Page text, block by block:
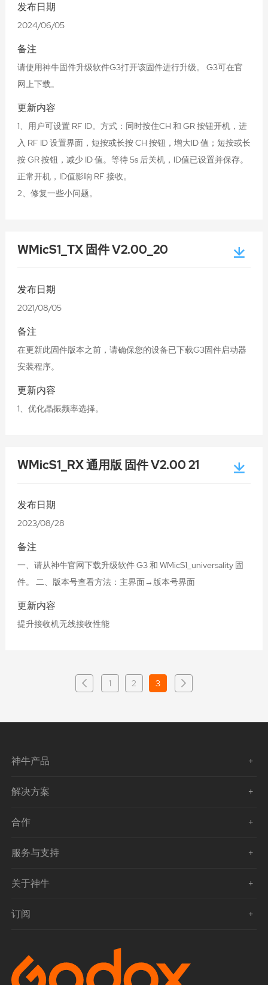
发布日期
2024/06/05
备注
请使用神牛固件升级软件G3打开该固件进行升级。 G3可在官
网上下载。
更新内容
1、用户可设置 RF ID。方式：同时按住CH 和 GR 按钮开机，进
入 RF ID 设置界面，短按或长按 CH 按钮，增大ID 值；短按或长
按 GR 按钮，减少 ID 值。等待 5s 后关机，ID值已设置并保存。
正常开机，ID值影响 RF 接收。
2、修复一些小问题。
WMicS1_TX 固件 V2.00_20
发布日期
2021/08/05
备注
在更新此固件版本之前，请确保您的设备已下载G3固件启动器
安装程序。
更新内容
1、优化晶振频率选择。
WMicS1_RX 通用版 固件 V2.00 21
发布日期
2023/08/28
备注
一、请从神牛官网下载升级软件 G3 和 WMicS1_universality 固
件。 二、版本号查看方法：主界面→版本号界面
更新内容
提升接收机无线接收性能
1 2 3
神牛产品
解决方案
合作
服务与支持
关于神牛
订阅